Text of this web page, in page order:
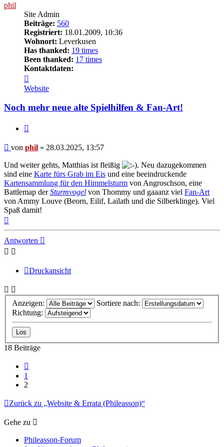
phil
Site Admin
Beiträge: 560
Registriert: 18.01.2009, 10:36
Wohnort: Leverkusen
Has thanked: 19 times
Been thanked: 17 times
Kontaktdaten:
von
phil
Website
Noch mehr neue alte Spielhilfen & Fan-Art!
Beitrag
von phil » 28.03.2025, 13:57
Und weiter gehts, Matthias ist fleißig
. Neu dazugekommen
sind eine Karte fürs Grab im Eis und eine beeindruckende
Kartensammlung für den Himmelsturm von Angroschson, eine
Battlemap derSturmvogel von Thommy und gaaanz viel Fan-Art
von Ammy Louve (Beorn, Eilif, Lailath und die Silberklinge). Viel
Spaß damit!
Antworten
Druckansicht
Anzeigen:
Sortiere nach:
Richtung:
18 Beiträge
1
2
Zurück zu „Website & Errata (Phileasson)“
Gehe zu
Phileasson-Forum